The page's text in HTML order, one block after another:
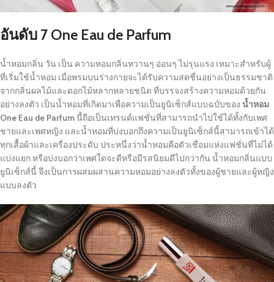
อันดับ 7 One Eau de Parfum
น้ำหอมกลิ่น วัน เป็น ความหอมกลิ่นหวานๆ อ่อนๆ ไม่รุนแรง เหมาะสำหรับผู้
ที่เริ่มใช้น้ำหอม เมื่อพรมบนร่างกายจะได้รับความสดชื่นอย่างเป็นธรรมชาติ
จากกลิ่นผลไม้และดอกไม้หลากหลายชนิด ที่บรรจงสร้างความหอมด้วยกัน
อย่างลงตัว เป็นน้ำหอมที่เกิดมาเพื่อความเป็นยูนิเซ็กส์แบบฉบับของ น้ำหอม
One Eau de Parfumนี้ถือเป็นเทรนด์แฟชั่นที่สามารถนำไปใช้ได้ทั้งกับเพศ
ชายและเพศหญิง และน้ำหอมที่บ่งบอกถึงความเป็นยูนิเซ็กส์นี้สามารถเข้าได้
ทุกเสื้อผ้าและเครื่องประดับ ประหนึ่งว่าน้ำหอมคือตัวเชื่อมแห่งแฟชั่นที่ไม่ได้
แบ่งแยก หรือบ่งบอกว่าเพศใดจะดีหรือมีรสนิยมดีไปกว่ากัน น้ำหอมกลิ่นแบบ
ยูนิเซ็กส์นี้ จึงเป็นการผสมผสานความหอมอย่างลงตัวทั้งของผู้ชายและผู้หญิง
แบบลงตัว